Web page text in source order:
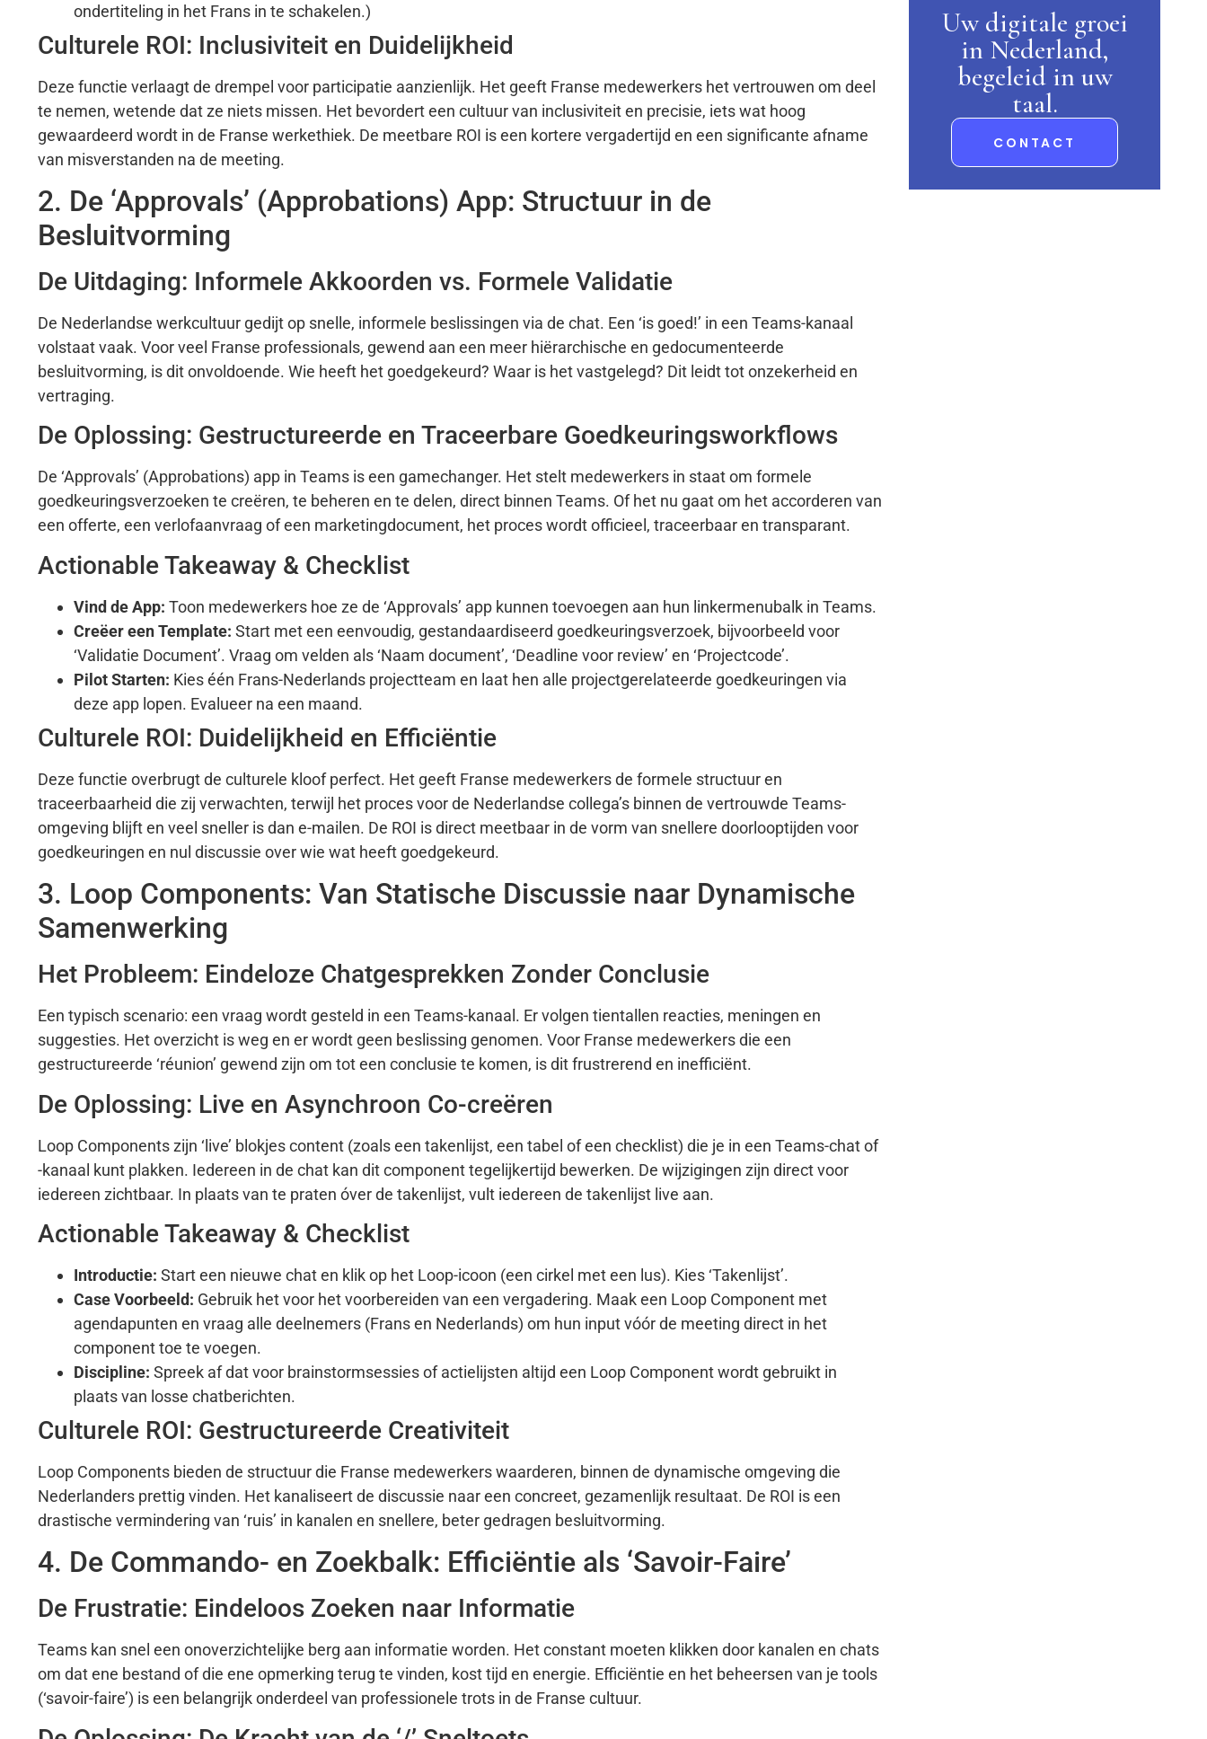
ondertiteling in het Frans in te schakelen.)
Culturele ROI: Inclusiviteit en Duidelijkheid
Deze functie verlaagt de drempel voor participatie aanzienlijk. Het geeft Franse medewerkers het vertrouwen om deel
te nemen, wetende dat ze niets missen. Het bevordert een cultuur van inclusiviteit en precisie, iets wat hoog
gewaardeerd wordt in de Franse werkethiek. De meetbare ROI is een kortere vergadertijd en een significante afname
van misverstanden na de meeting.
2. De ‘Approvals’ (Approbations) App: Structuur in de
Besluitvorming
De Uitdaging: Informele Akkoorden vs. Formele Validatie
De Nederlandse werkcultuur gedijt op snelle, informele beslissingen via de chat. Een ‘is goed!’ in een Teams-kanaal
volstaat vaak. Voor veel Franse professionals, gewend aan een meer hiërarchische en gedocumenteerde
besluitvorming, is dit onvoldoende. Wie heeft het goedgekeurd? Waar is het vastgelegd? Dit leidt tot onzekerheid en
vertraging.
De Oplossing: Gestructureerde en Traceerbare Goedkeuringsworkflows
De ‘Approvals’ (Approbations) app in Teams is een gamechanger. Het stelt medewerkers in staat om formele
goedkeuringsverzoeken te creëren, te beheren en te delen, direct binnen Teams. Of het nu gaat om het accorderen van
een offerte, een verlofaanvraag of een marketingdocument, het proces wordt officieel, traceerbaar en transparant.
Actionable Takeaway & Checklist
Vind de App: Toon medewerkers hoe ze de ‘Approvals’ app kunnen toevoegen aan hun linkermenubalk in Teams.
Creëer een Template: Start met een eenvoudig, gestandaardiseerd goedkeuringsverzoek, bijvoorbeeld voor
‘Validatie Document’. Vraag om velden als ‘Naam document’, ‘Deadline voor review’ en ‘Projectcode’.
Pilot Starten: Kies één Frans-Nederlands projectteam en laat hen alle projectgerelateerde goedkeuringen via
deze app lopen. Evalueer na een maand.
Culturele ROI: Duidelijkheid en Efficiëntie
Deze functie overbrugt de culturele kloof perfect. Het geeft Franse medewerkers de formele structuur en
traceerbaarheid die zij verwachten, terwijl het proces voor de Nederlandse collega’s binnen de vertrouwde Teams-
omgeving blijft en veel sneller is dan e-mailen. De ROI is direct meetbaar in de vorm van snellere doorlooptijden voor
goedkeuringen en nul discussie over wie wat heeft goedgekeurd.
3. Loop Components: Van Statische Discussie naar Dynamische
Samenwerking
Het Probleem: Eindeloze Chatgesprekken Zonder Conclusie
Een typisch scenario: een vraag wordt gesteld in een Teams-kanaal. Er volgen tientallen reacties, meningen en
suggesties. Het overzicht is weg en er wordt geen beslissing genomen. Voor Franse medewerkers die een
gestructureerde ‘réunion’ gewend zijn om tot een conclusie te komen, is dit frustrerend en inefficiënt.
De Oplossing: Live en Asynchroon Co-creëren
Loop Components zijn ‘live’ blokjes content (zoals een takenlijst, een tabel of een checklist) die je in een Teams-chat of
-kanaal kunt plakken. Iedereen in de chat kan dit component tegelijkertijd bewerken. De wijzigingen zijn direct voor
iedereen zichtbaar. In plaats van te praten óver de takenlijst, vult iedereen de takenlijst live aan.
Actionable Takeaway & Checklist
Introductie: Start een nieuwe chat en klik op het Loop-icoon (een cirkel met een lus). Kies ‘Takenlijst’.
Case Voorbeeld: Gebruik het voor het voorbereiden van een vergadering. Maak een Loop Component met
agendapunten en vraag alle deelnemers (Frans en Nederlands) om hun input vóór de meeting direct in het
component toe te voegen.
Discipline: Spreek af dat voor brainstormsessies of actielijsten altijd een Loop Component wordt gebruikt in
plaats van losse chatberichten.
Culturele ROI: Gestructureerde Creativiteit
Loop Components bieden de structuur die Franse medewerkers waarderen, binnen de dynamische omgeving die
Nederlanders prettig vinden. Het kanaliseert de discussie naar een concreet, gezamenlijk resultaat. De ROI is een
drastische vermindering van ‘ruis’ in kanalen en snellere, beter gedragen besluitvorming.
4. De Commando- en Zoekbalk: Efficiëntie als ‘Savoir-Faire’
De Frustratie: Eindeloos Zoeken naar Informatie
Teams kan snel een onoverzichtelijke berg aan informatie worden. Het constant moeten klikken door kanalen en chats
om dat ene bestand of die ene opmerking terug te vinden, kost tijd en energie. Efficiëntie en het beheersen van je tools
(‘savoir-faire’) is een belangrijk onderdeel van professionele trots in de Franse cultuur.
Uw digitale groei
in Nederland,
begeleid in uw
taal.
CONTACT